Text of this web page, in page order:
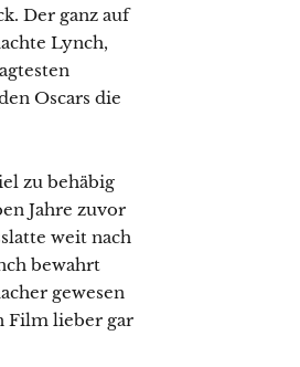
Der ganz auf
Lynch,
Oscars die
zu behäbig
Jahre zuvor
weit nach
bewahrt
gewesen
Film lieber gar